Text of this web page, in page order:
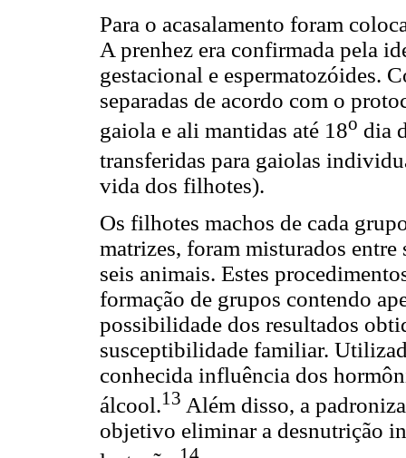
Para o acasalamento foram
A prenhez era confirmada pela
gestacional e espermatozóides.
separadas de acordo com o
gaiola e ali mantidas até 18o dia
transferidas para gaiolas
vida dos filhotes).
Os filhotes machos de cada
matrizes, foram misturados
seis animais. Estes
formação de grupos contendo
possibilidade dos resultados
susceptibilidade familiar.
conhecida influência dos
álcool.13 Além disso, a
objetivo eliminar a desnutrição
14